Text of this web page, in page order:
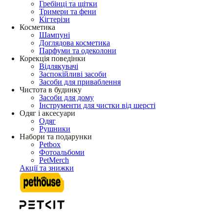
Гребінці та щітки
Тримери та фени
Кігтерізи
Косметика
Шампуні
Доглядова косметика
Парфуми та одеколони
Корекція поведінки
Відлякувачі
Заспокійливі засоби
Засоби для приваблення
Чистота в будинку
Засоби для дому
Інструменти для чистки від шерсті
Одяг і аксесуари
Одяг
Рушники
Набори та подарунки
Petbox
Фотоальбоми
PetMerch
Акції та знижки